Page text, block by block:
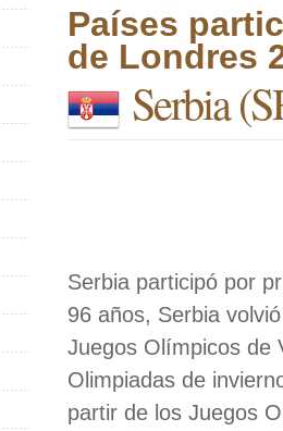
Países
de Londres
Serbia
Serbia participó por
96 años, Serbia
Juegos Olímpicos de
Olimpiadas de
partir de los Juegos